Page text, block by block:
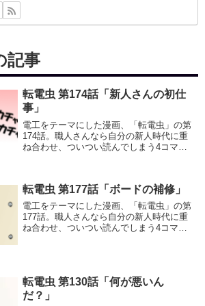
記事
転電虫 第174話「新人さんの初仕
事」
電工をテーマにした漫画、「転電虫」の第
174話。職人さんなら自分の新人時代に重
ね合わせ、ついつい読んでしまう4コママ
転電虫 第177話「ボードの補修」
電工をテーマにした漫画、「転電虫」の第
177話。職人さんなら自分の新人時代に重
ね合わせ、ついつい読んでしまう4コママ
転電虫 第130話「何が悪いん
だ？」